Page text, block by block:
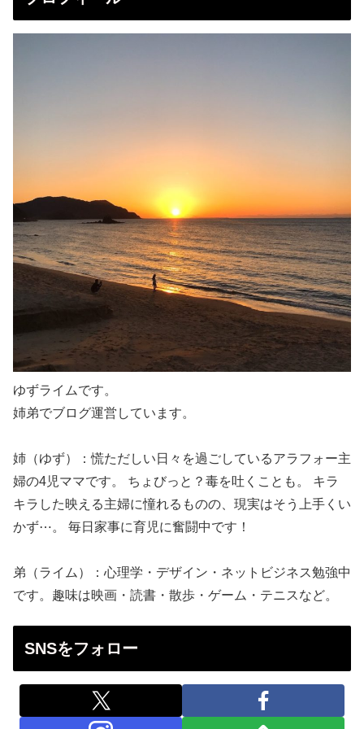
ゆずライムです。
姉弟でブログ運営しています。
姉（ゆず）：慌ただしい日々を過ごしているアラフォー主
婦の4児ママです。 ちょびっと？毒を吐くことも。 キラ
キラした映える主婦に憧れるものの、現実はそう上手くい
かず⋯。 毎日家事に育児に奮闘中です！
弟（ライム）：心理学・デザイン・ネットビジネス勉強中
です。趣味は映画・読書・散歩・ゲーム・テニスなど。
SNSをフォロー